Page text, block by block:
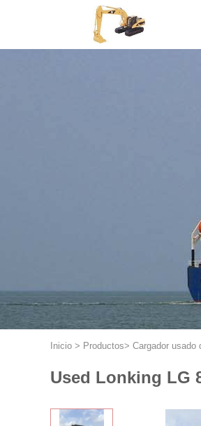
Inicio > Productos> Cargador usado
Used Lonking LG